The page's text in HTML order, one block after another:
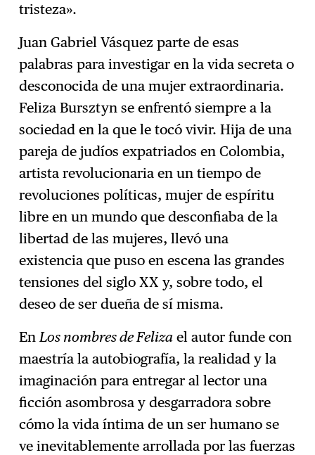
tristeza».
Juan Gabriel Vásquez parte de esas
palabras para investigar en la vida secreta o
desconocida de una mujer extraordinaria.
Feliza Bursztyn se enfrentó siempre a la
sociedad en la que le tocó vivir. Hija de una
pareja de judíos expatriados en Colombia,
artista revolucionaria en un tiempo de
revoluciones políticas, mujer de espíritu
libre en un mundo que desconfiaba de la
libertad de las mujeres, llevó una
existencia que puso en escena las grandes
tensiones del siglo XX y, sobre todo, el
deseo de ser dueña de sí misma.
EnLos nombres de Feliza el autor funde con
maestría la autobiografía, la realidad y la
imaginación para entregar al lector una
ficción asombrosa y desgarradora sobre
cómo la vida íntima de un ser humano se
ve inevitablemente arrollada por las fuerzas